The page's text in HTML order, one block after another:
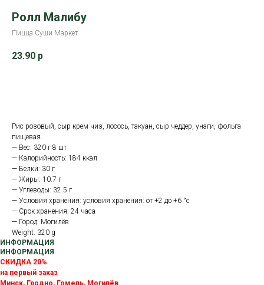
Ролл Малибу
Пицца Суши Маркет
23.90 р
Рис розовый, сыр крем чиз, лосось, такуан, сыр чеддер, унаги, фольга
пищевая.
— Вес: 320 г 8 шт
— Калорийность: 184 ккал
— Белки: 30 г
— Жиры: 10.7 г
— Углеводы: 32.5 г
— Условия хранения: условия хранения: от +2 до +6 °с
— Срок хранения: 24 часа
— Город: Могилёв
Weight: 320 g
ИНФОРМАЦИЯ
ИНФОРМАЦИЯ
СКИДКА 20%
на первый заказ